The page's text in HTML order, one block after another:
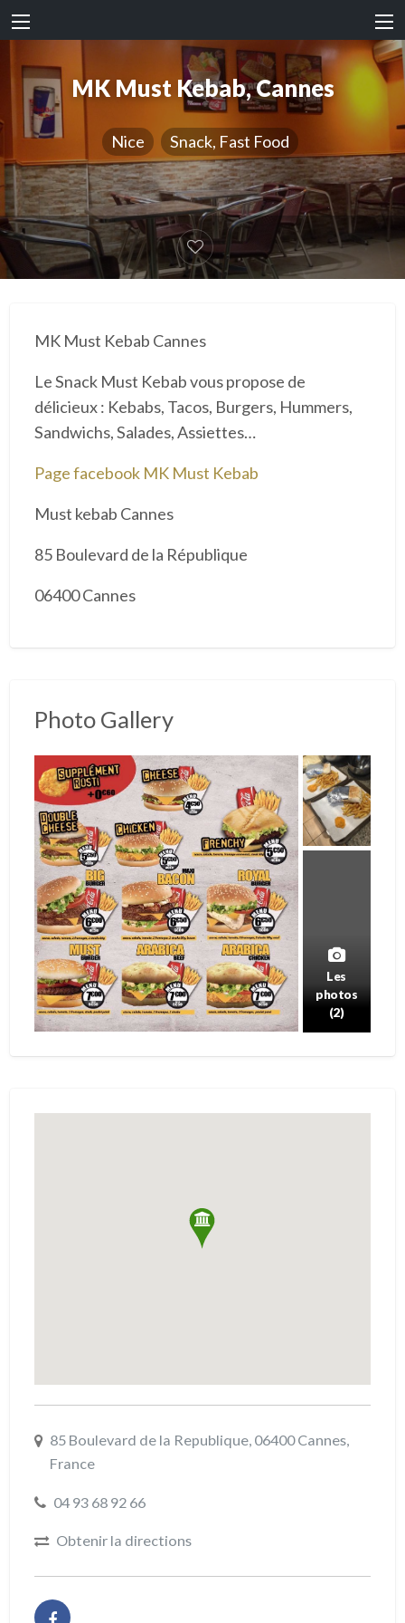
MK Must Kebab, Cannes
Nice Snack, Fast Food
MK Must Kebab Cannes
Le Snack Must Kebab vous propose de
délicieux : Kebabs, Tacos, Burgers, Hummers,
Sandwichs, Salades, Assiettes…
Page facebook MK Must Kebab
Must kebab Cannes
85 Boulevard de la République
06400 Cannes
Photo Gallery
Les
photos
(2)
85 Boulevard de la Republique, 06400 Cannes,
France
04 93 68 92 66
Obtenir la directions